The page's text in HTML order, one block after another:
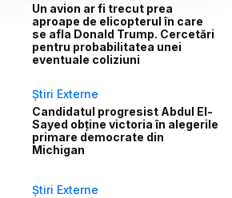
Un avion ar fi trecut prea
aproape de elicopterul în care
se afla Donald Trump. Cercetări
pentru probabilitatea unei
eventuale coliziuni
Știri Externe
Candidatul progresist Abdul El-
Sayed obține victoria în alegerile
primare democrate din
Michigan
Știri Externe